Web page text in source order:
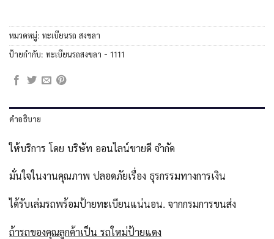
หมวดหมู่: ทะเบียนรถ สงขลา
ป้ายกำกับ: ทะเบียนรถสงขลา - 1111
คำอธิบาย
ให้บริการ โดย บริษัท ออนไลน์ขายดี จำกัด
มั่นใจในงานคุณภาพ ปลอดภัยเรื่อง ธุรกรรมทางการเงิน
ได้รับเล่มรถพร้อมป้ายทะเบียนแน่นอน. จากกรมการขนส่ง
ถ้ารถของคุณลูกค้าเป็น รถใหม่ป้ายแดง